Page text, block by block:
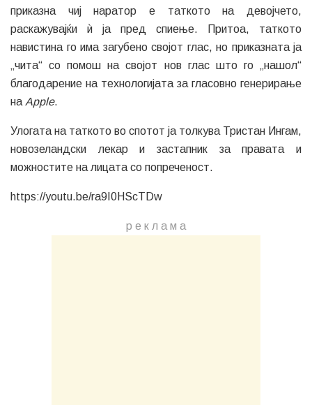
приказна чиј наратор е таткото на девојчето,
раскажувајќи ѝ ја пред спиење. Притоа, таткото
навистина го има загубено својот глас, но приказната ја
„чита“ со помош на својот нов глас што го „нашол“
благодарение на технологијата за гласовно генерирање
на Apple.
Улогата на таткото во спотот ја толкува Тристан Ингам,
новозеландски лекар и застапник за правата и
можностите на лицата со попреченост.
https://youtu.be/ra9I0HScTDw
р е к л а м a